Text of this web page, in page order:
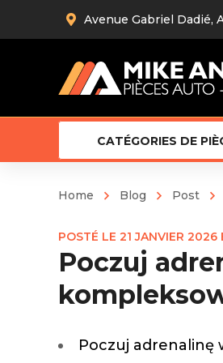
Avenue Gabriel Dadié,
CATÉGORIES DE
Home Blog Post
POSTÉ LE 21 JANVIER 2026
Poczuj
Poczuj adrenalinę